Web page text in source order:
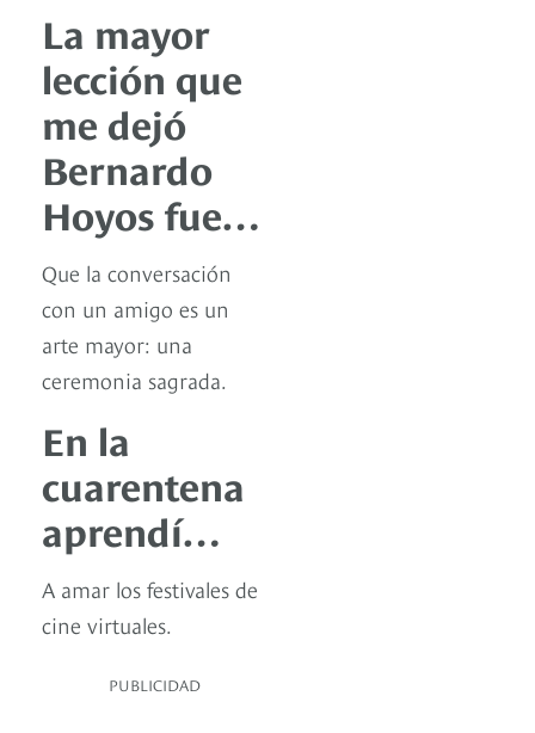
La mayor
lección que
me dejó
Bernardo
Hoyos fue…
Que la conversación
con un amigo es un
arte mayor: una
ceremonia sagrada.
En la
cuarentena
aprendí…
A amar los festivales de
cine virtuales.
PUBLICIDAD